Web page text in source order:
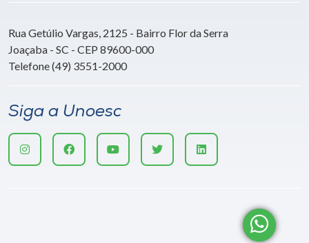
Rua Getúlio Vargas, 2125 - Bairro Flor da Serra
Joaçaba - SC - CEP 89600-000
Telefone (49) 3551-2000
Siga a Unoesc